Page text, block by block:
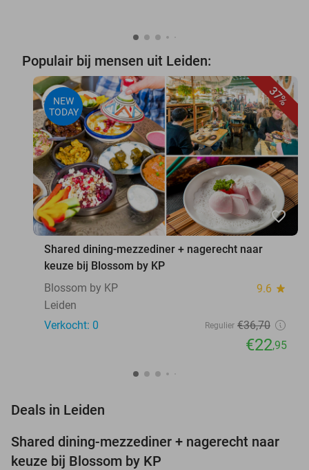
Populair bij mensen uit Leiden:
37%
NEW
TODAY
favorite_border
Shared dining-mezzediner + nagerecht naar
keuze bij Blossom by KP
Blossom by KP
9.6 star
Leiden
Verkocht: 0
Regulier €36,70
€22,95
Deals in Leiden
37%
TODAY
Shared dining-mezzediner + nagerecht naar
keuze bij Blossom by KP